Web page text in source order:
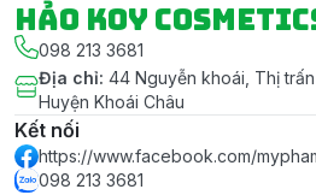
Hảo Koy
098 213 3681
Địa chỉ: 44 Nguyễn khoái, Thị
Huyện Khoái Châu
Kết nối
https://www.facebook.com/
098 213 3681